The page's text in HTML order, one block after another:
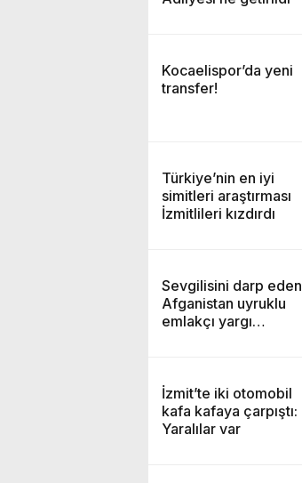
Kocaelispor’da yeni
transfer!
Türkiye’nin en iyi
simitleri araştırması
İzmitlileri kızdırdı
Sevgilisini darp eden
Afganistan uyruklu
emlakçı yargı
İzmit’te iki otomobil
kafa kafaya çarpıştı:
Yaralılar var